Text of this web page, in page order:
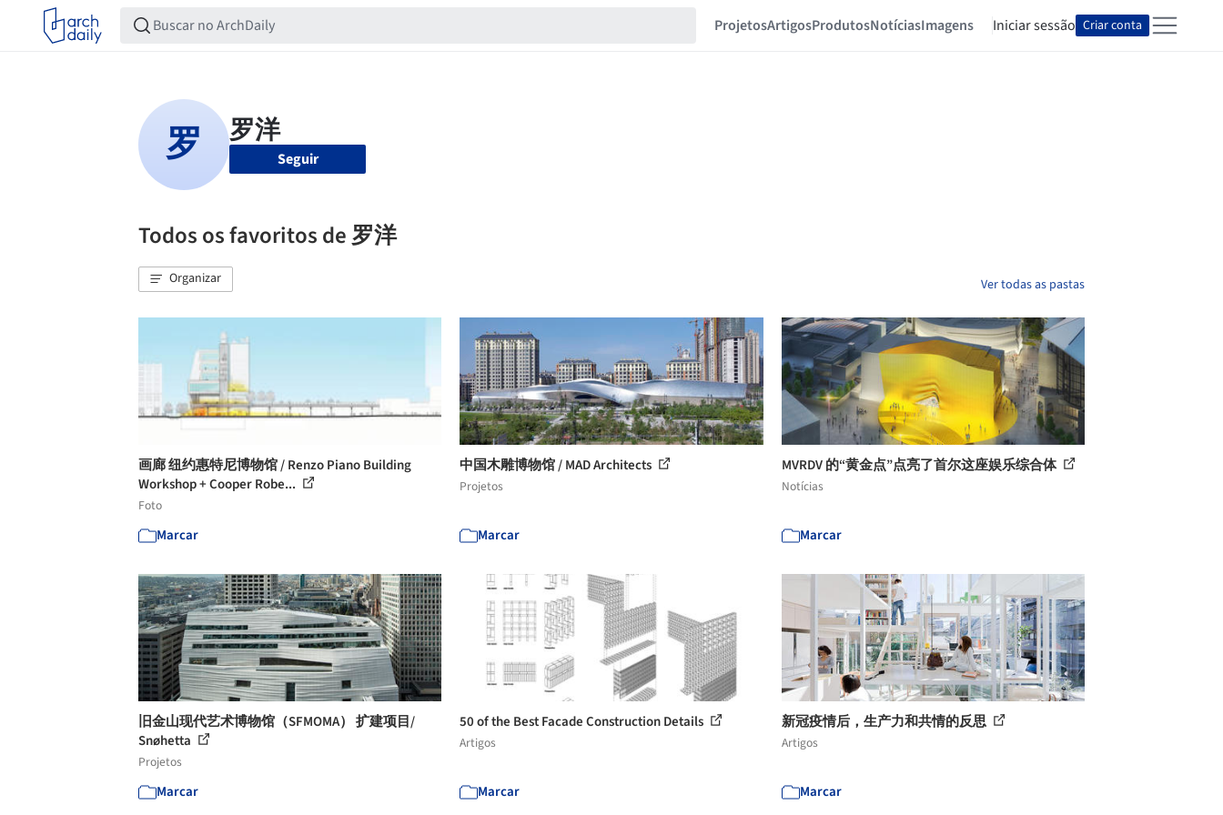
ProjetosArtigosProdutosNotíciasImagens Iniciar sessão Criar conta
Seguir
Todos os favoritos de 罗洋
Organizar Ver todas as pastas
画廊 纽约惠特尼博物馆 / Renzo Piano Building
Workshop + Cooper Robe...
Foto
Marcar
中国木雕博物馆 / MAD Architects
Projetos
Marcar
MVRDV 的“黄金点”点亮了首尔这座娱乐综合体
Notícias
Marcar
旧金山现代艺术博物馆（SFMOMA） 扩建项目/
Snøhetta
Projetos
Marcar
50 of the Best Facade Construction Details
Artigos
Marcar
新冠疫情后，生产力和共情的反思
Artigos
Marcar